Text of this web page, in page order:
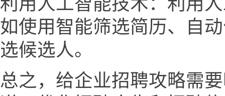
如使用智能筛选简历、自
选候选人。
总之，给企业招聘攻略需